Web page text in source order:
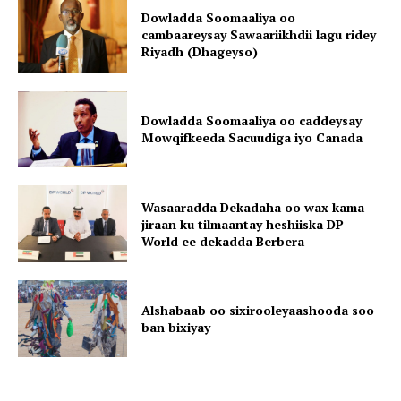
Dowladda Soomaaliya oo
cambaareysay Sawaariikhdii lagu ridey
Riyadh (Dhageyso)
Dowladda Soomaaliya oo caddeysay
Mowqifkeeda Sacuudiga iyo Canada
Wasaaradda Dekadaha oo wax kama
jiraan ku tilmaantay heshiiska DP
World ee dekadda Berbera
Alshabaab oo sixirooleyaashooda soo
ban bixiyay